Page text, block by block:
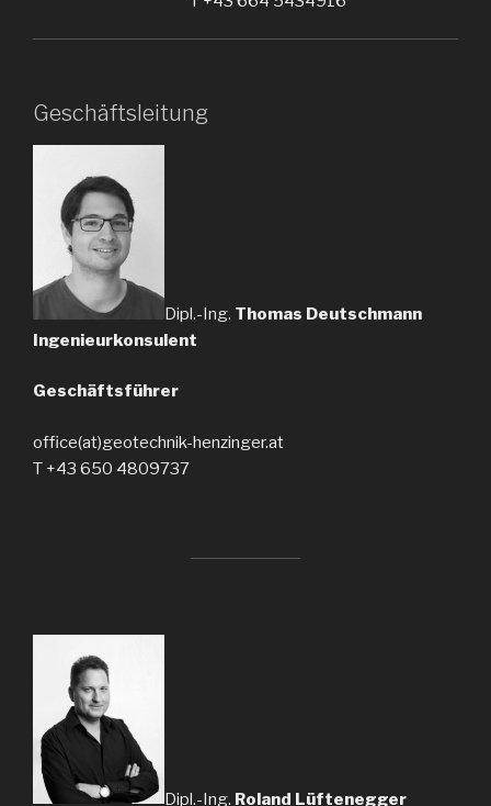
Geschäftsleitung
Dipl.-Ing. Thomas Deutschmann
Ingenieurkonsulent
Geschäftsführer
office(at)geotechnik-henzinger.at
T +43 650 4809737
Dipl.-Ing. Roland Lüftenegger